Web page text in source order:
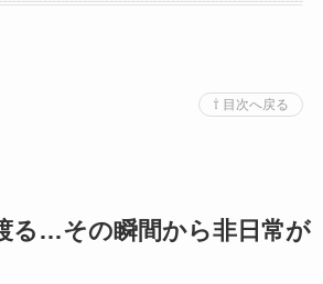
⇧ 目次へ戻る
る…その瞬間から非日常が